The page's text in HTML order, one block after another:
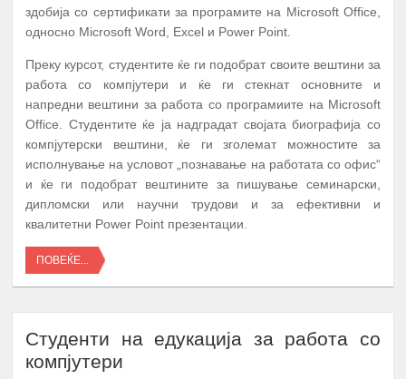
здобија со сертификати за програмите на Microsoft Office,
односно Microsoft Word, Excel и Power Point.
Преку курсот, студентите ќе ги подобрат своите вештини за
работа со компјутери и ќе ги стекнат основните и
напредни вештини за работа со програмиите на Microsoft
Office. Студентите ќе ја надградат својата биографија со
компјутерски вештини, ќе ги зголемат можностите за
исполнување на условот „познавање на работата со офис“
и ќе ги подобрат вештините за пишување семинарски,
дипломски или научни трудови и за ефективни и
квалитетни Power Point презентации.
ПОВЕЌЕ...
Студенти на едукација за работа со
компјутери